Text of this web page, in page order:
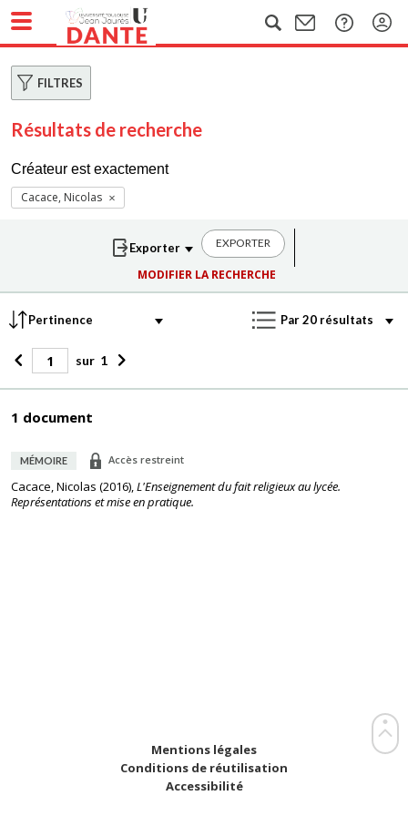
FILTRES
Résultats de recherche
Créateur est exactement
Cacace, Nicolas
EXPORTER
MODIFIER LA RECHERCHE
sur 1
1 document
MÉMOIRE Accès restreint
Cacace, Nicolas (2016),L'Enseignement du fait religieux au lycée.
Représentations et mise en pratique.
Mentions légales
Conditions de réutilisation
Accessibilité